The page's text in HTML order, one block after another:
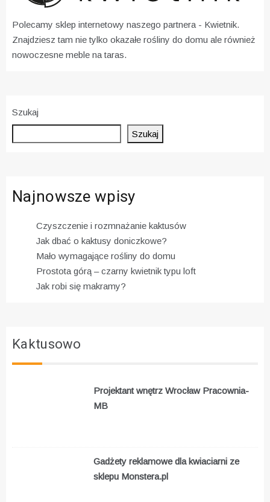
Polecamy sklep internetowy naszego partnera - Kwietnik.
Znajdziesz tam nie tylko okazałe rośliny do domu ale również
nowoczesne meble na taras.
Szukaj
Szukaj
Najnowsze wpisy
Czyszczenie i rozmnażanie kaktusów
Jak dbać o kaktusy doniczkowe?
Mało wymagające rośliny do domu
Prostota górą – czarny kwietnik typu loft
Jak robi się makramy?
Kaktusowo
Projektant wnętrz Wrocław Pracownia-
MB
Gadżety reklamowe dla kwiaciarni ze
sklepu Monstera.pl